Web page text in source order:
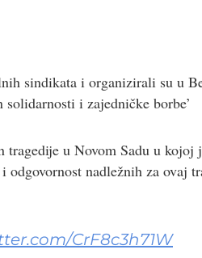
sindikata i organizirali su u
i zajedničke borbe’
tragedije u Novom Sadu u
nadležnih za ovaj
CrF8c3h71W